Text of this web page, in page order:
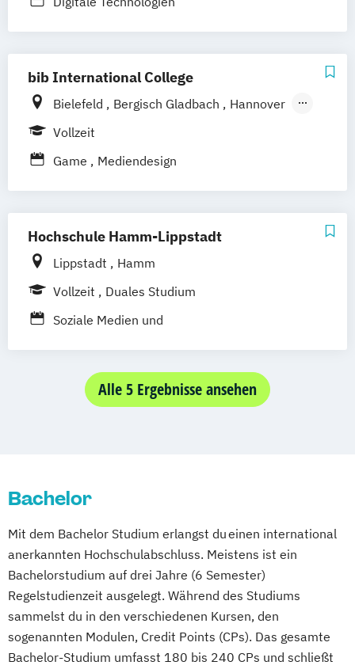
bib International College
Bielefeld Bergisch Gladbach
Hannover
Paderborn
Vollzeit
Game
Mediendesign
Hochschule Hamm-Lippstadt
Lippstadt
Hamm
Vollzeit
Duales Studium
Soziale Medien und
Alle 5 Ergebnisse ansehen
Bachelor
Mit dem Bachelor Studium erlangst du einen international
anerkannten Hochschulabschluss. Meistens ist ein
Bachelorstudium auf drei Jahre (6 Semester)
Regelstudienzeit ausgelegt. Während des Studiums
sammelst du in den verschiedenen Kursen, den
sogenannten Modulen, Credit Points (CPs). Das gesamte
Bachelor-Studium umfasst 180 bis 240 CPs und schließt